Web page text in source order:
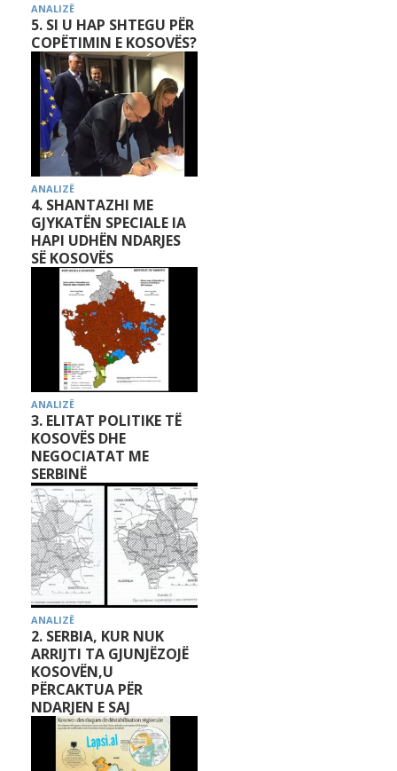
ANALIZË
5. SI U HAP SHTEGU PËR
COPËTIMIN E KOSOVËS?
ANALIZË
4. SHANTAZHI ME
GJYKATËN SPECIALE IA
HAPI UDHËN NDARJES
SË KOSOVËS
ANALIZË
3. ELITAT POLITIKE TË
KOSOVËS DHE
NEGOCIATAT ME
SERBINË
ANALIZË
2. SERBIA, KUR NUK
ARRIJTI TA GJUNJËZOJË
KOSOVËN,U
PËRCAKTUA PËR
NDARJEN E SAJ